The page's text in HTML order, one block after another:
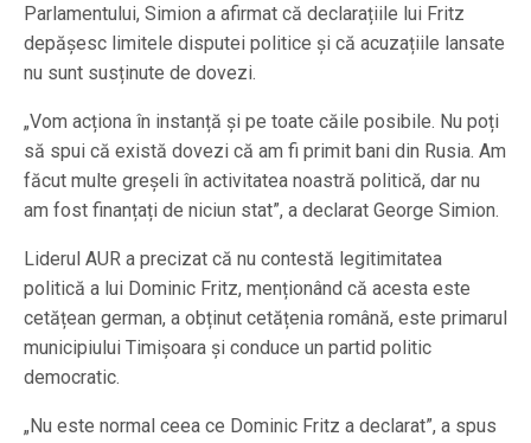
Parlamentului, Simion a afirmat că declarațiile lui Fritz
depășesc limitele disputei politice și că acuzațiile lansate
nu sunt susținute de dovezi.
„Vom acționa în instanță și pe toate căile posibile. Nu poți
să spui că există dovezi că am fi primit bani din Rusia. Am
făcut multe greșeli în activitatea noastră politică, dar nu
am fost finanțați de niciun stat”, a declarat George Simion.
Liderul AUR a precizat că nu contestă legitimitatea
politică a lui Dominic Fritz, menționând că acesta este
cetățean german, a obținut cetățenia română, este primarul
municipiului Timișoara și conduce un partid politic
democratic.
„Nu este normal ceea ce Dominic Fritz a declarat”, a spus